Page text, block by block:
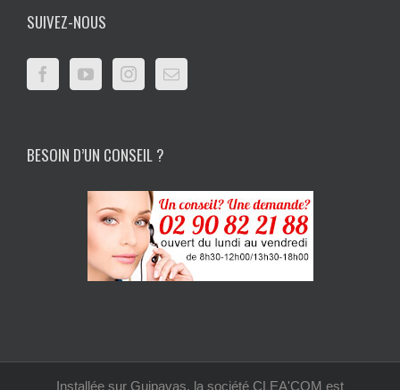
SUIVEZ-NOUS
BESOIN D’UN CONSEIL ?
Installée sur Guipavas, la société CLEA'COM est